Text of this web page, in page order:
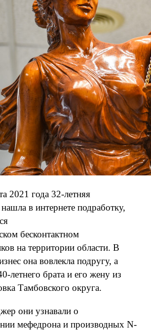
2021 года 32-летняя
в интернете подработку,
бесконтактном
на территории области. В
она вовлекла подругу, а
летнего брата и его жену из
Тамбовского округа.
они узнавали о
мефедрона и производных N-